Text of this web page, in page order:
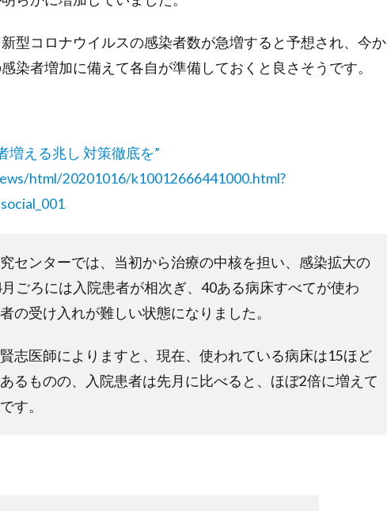
型コロナウイルスの感染者数が急増すると予想され、今か
染者増加に備えて各自が準備しておくと良さそうです。
増える兆し 対策徹底を”
html/20201016/k10012666441000.html?
センターでは、当初から治療の中核を担い、感染拡大の
ごろには入院患者が相次ぎ、40ある病床すべてが使わ
の受け入れが難しい状態になりました。
志医師によりますと、現在、使われている病床は15ほど
るものの、入院患者は先月に比べると、ほぼ2倍に増えて
す。